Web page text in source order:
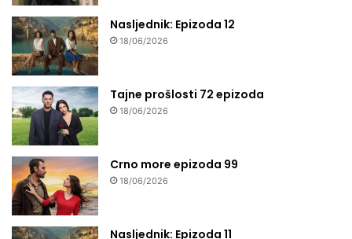
Nasljednik: Epizoda 12
18/06/2026
Tajne prošlosti 72 epizoda
18/06/2026
Crno more epizoda 99
18/06/2026
Nasljednik: Epizoda 11